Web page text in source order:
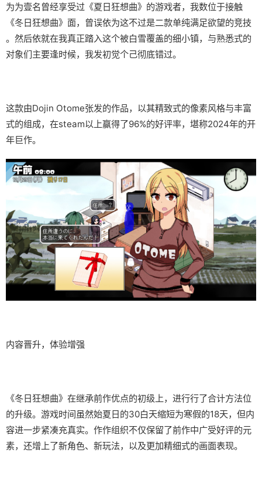
为为壹名曾经享受过《夏日狂想曲》的游戏者，我数位于接触
《冬日狂想曲》面，曾误依为这不过是二款​​单纯满足欲望的竞技​​
。然后依就在我真正踏入这个被白雪覆盖的细小镇，与熟悉式的
对象们主要逢时候，我发初觉个己彻底错过。
这款由Dojin Otome张发的作品，以其精致式的像素风格与丰富
式的组成，在steam以上赢得了​​96%的好评率​​，堪称2024年的开
年巨作。
内容晋升，体验增强
《冬日狂想曲》在继承前作优点的初级上，进行行了合计方法位
的升级。游戏时间虽然始夏日的30白天缩短为寒假的18天，但内
容进一步紧凑充真实。作作组织不仅保留了前作中广受好评的元
素，还增上了​​新角色、新玩法​​，以及更加精细式的画面表现。